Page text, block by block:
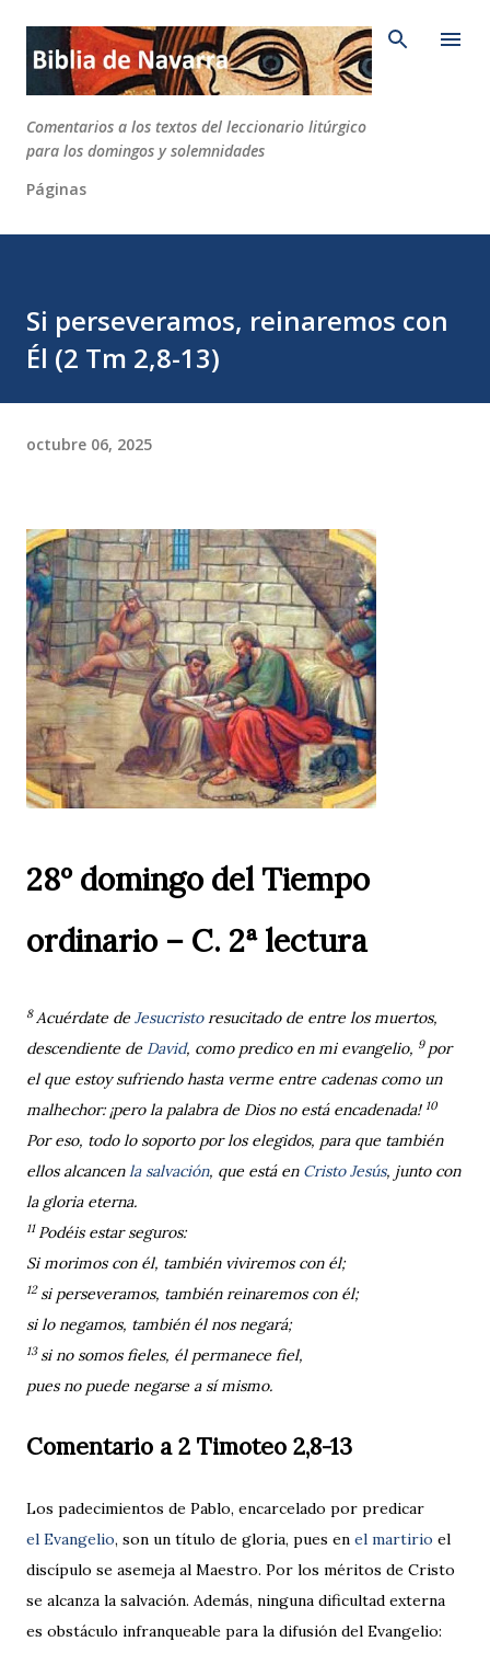
Ir al contenido principal
Comentarios a los textos del leccionario litúrgico
para los domingos y solemnidades
Páginas
Si perseveramos, reinaremos con
Él (2 Tm 2,8-13)
octubre 06, 2025
28º domingo del Tiempo
ordinario – C. 2ª lectura
8Acuérdate de Jesucristoresucitado de entre los muertos,
descendiente de David, como predico en mi evangelio, 9 por
el que estoy sufriendo hasta verme entre cadenas como un
malhechor: ¡pero la palabra de Dios no está encadenada! 10
Por eso, todo lo soporto por los elegidos, para que también
ellos alcancenla salvación, que está en Cristo Jesús, junto con
la gloria eterna.
11 Podéis estar seguros:
Si morimos con él, también viviremos con él;
12 si perseveramos, también reinaremos con él;
si lo negamos, también él nos negará;
13 si no somos fieles, él permanece fiel,
pues no puede negarse a sí mismo.
Comentario a 2 Timoteo 2,8-13
Los padecimientos de Pablo, encarcelado por predicar
el Evangelio, son un título de gloria, pues en el martirio el
discípulo se asemeja al Maestro. Por los méritos de Cristo
se alcanza la salva­ción. Además, ninguna dificultad externa
es obstáculo infranqueable para la difusión del Evangelio: